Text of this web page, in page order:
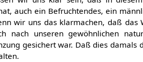
auch ein Befruchtendes, ein
wir uns das klarmachen, daß das
nach unseren gewöhnlichen
gesichert war. Daß dies damals